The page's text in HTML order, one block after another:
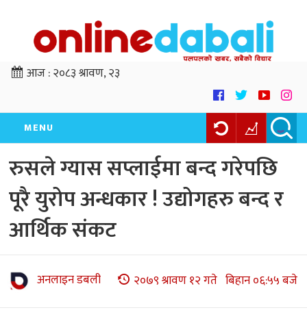
आज :२०८३ श्रावण, २३
MENU
रुसले ग्यास सप्लाईमा बन्द गरेपछि
पूरै युरोप अन्धकार ! उद्योगहरु बन्द र
आर्थिक संकट
अनलाइन डबली २०७९ श्रावण १२ गते बिहान ०६:५५ बजे